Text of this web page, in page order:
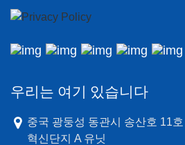
우리는 여기 있습니다
중국 광둥성 동관시 송산호 11
혁신단지 A 유닛